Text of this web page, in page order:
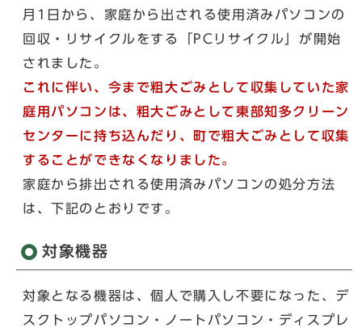
月1日から、家庭から出される使用済みパソコンの
回収・リサイクルをする「PCリサイクル」が開始
されました。
これに伴い、今まで粗大ごみとして収集していた家
庭用パソコンは、粗大ごみとして東部知多クリーン
センターに持ち込んだり、町で粗大ごみとして収集
することができなくなりました。
家庭から排出される使用済みパソコンの処分方法
は、下記のとおりです。
対象機器
対象となる機器は、個人で購入し不要になった、デ
スクトップパソコン・ノートパソコン・ディスプレ